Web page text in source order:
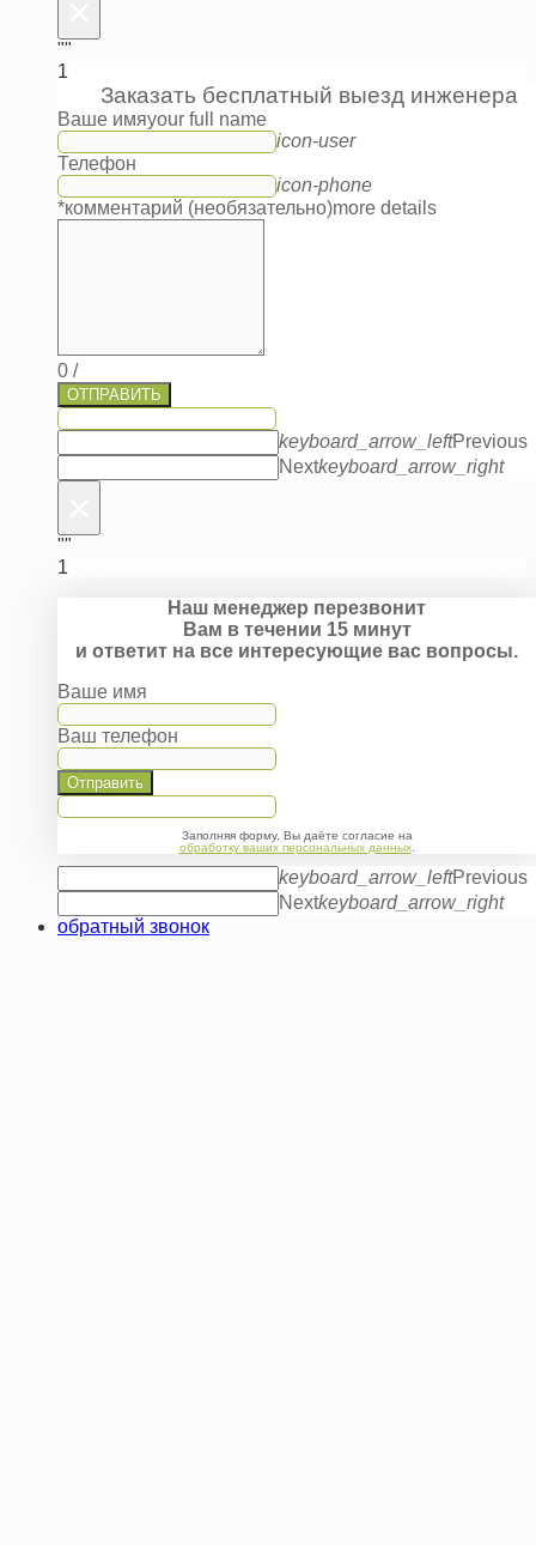
""
1
Заказать бесплатный выезд инженера
Ваше имяyour full name
icon-user
Телефон
icon-phone
*комментарий (необязательно)more details
0 /
ОТПРАВИТЬ
keyboard_arrow_leftPrevious
Nextkeyboard_arrow_right
""
1
Наш менеджер перезвонит
Вам в течении 15 минут
и ответит на все интересующие вас вопросы.
Ваше имя
Ваш телефон
Отправить
Заполняя форму, Вы даёте согласие на
обработку ваших персональных данных.
keyboard_arrow_leftPrevious
Nextkeyboard_arrow_right
обратный звонок